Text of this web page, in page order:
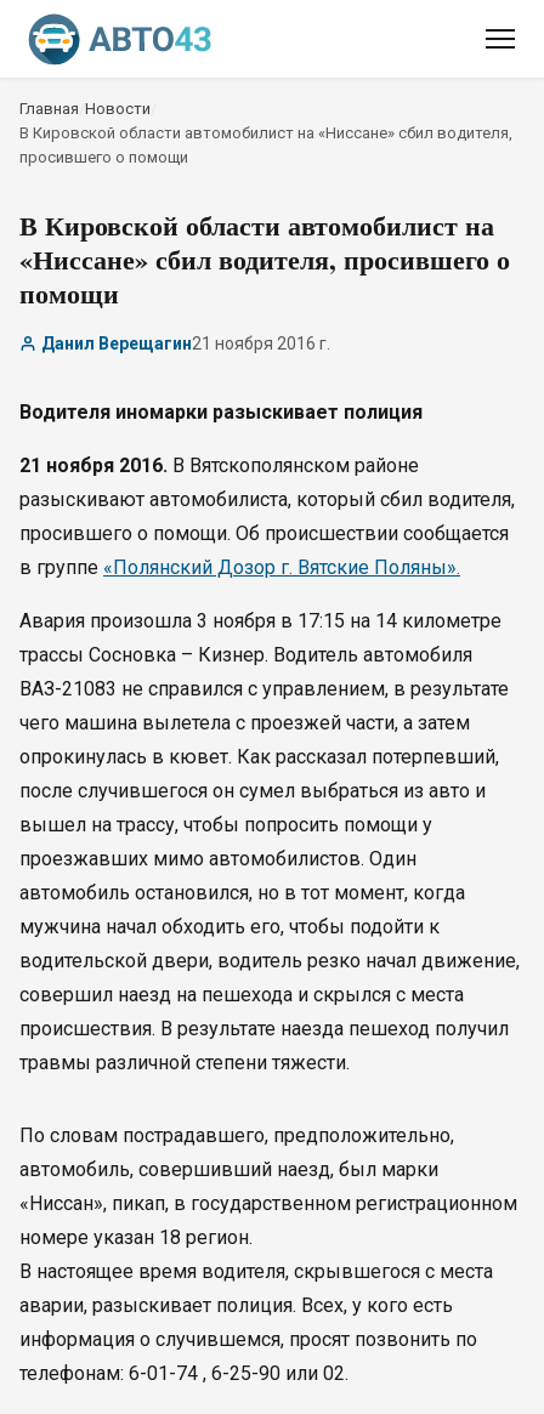
Главная Новости
В Кировской области автомобилист на «Ниссане» сбил водителя,
просившего о помощи
В Кировской области автомобилист на
«Ниссане» сбил водителя, просившего о
помощи
Данил Верещагин21 ноября 2016 г.
Водителя иномарки разыскивает полиция
21 ноября 2016. В Вятскополянском районе
разыскивают автомобилиста, который сбил водителя,
просившего о помощи. Об происшествии сообщается
в группе «Полянский Дозор г. Вятские Поляны».
Авария произошла 3 ноября в 17:15 на 14 километре
трассы Сосновка – Кизнер. Водитель автомобиля
ВАЗ-21083 не справился с управлением, в результате
чего машина вылетела с проезжей части, а затем
опрокинулась в кювет. Как рассказал потерпевший,
после случившегося он сумел выбраться из авто и
вышел на трассу, чтобы попросить помощи у
проезжавших мимо автомобилистов. Один
автомобиль остановился, но в тот момент, когда
мужчина начал обходить его, чтобы подойти к
водительской двери, водитель резко начал движение,
совершил наезд на пешехода и скрылся с места
происшествия. В результате наезда пешеход получил
травмы различной степени тяжести.
По словам пострадавшего, предположительно,
автомобиль, совершивший наезд, был марки
«Ниссан», пикап, в государственном регистрационном
номере указан 18 регион.
В настоящее время водителя, скрывшегося с места
аварии, разыскивает полиция. Всех, у кого есть
информация о случившемся, просят позвонить по
телефонам: 6-01-74 , 6-25-90 или 02.